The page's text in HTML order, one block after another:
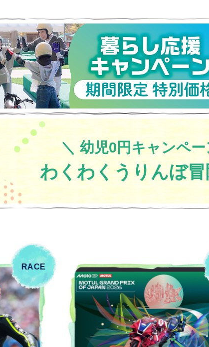
新アトラクションオープン！
「オフロードツーリング RINDO
2025.2.1 2025年3月1日（土）から年間パス
2023.3.13 「モビリティリゾートもてぎパー
幼児0円キャンペー
わくわくうりんぼ
RACE